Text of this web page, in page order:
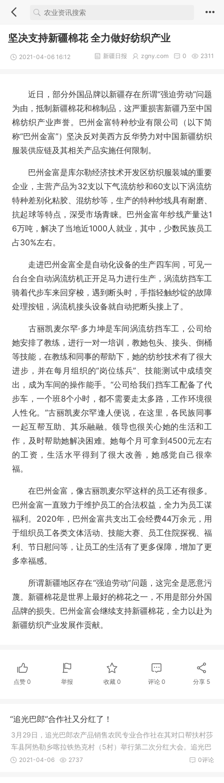
坚决支持新疆棉花 全力做好纺织产业
2021-04-06 16:12 2311
0
zgny.com
新疆日报
近日，部分外国品牌以新疆存在所谓“强迫劳动”问题
为由，抵制新疆棉花和棉制品，这严重损害新疆乃至中国
棉纺织产业声誉。巴州金富特种纱业有限公司（以下简
称“巴州金富”）坚决反对美西方反华势力对中国新疆纺织
服装供应链及其相关产品实施任何限制。
巴州金富是库尔勒经济技术开发区纺织服装城的重要
企业，主营产品为32支以下气流纺纱和60支以下涡流纺
特种差别化粘胶、混纺纱等，生产的特种纱线具有耐磨、
抗起球等特点，深受市场青睐。巴州金富年纱线产量达1
6万吨，解决了当地近1000人就业，其中，少数民族员工
占30%左右。
走进巴州金富全是自动化设备的生产四车间，可见一
台台全自动涡流纺机正开足马力进行生产，涡流纺挡车工
骑着代步车来回穿梭，遇到断头时，手指轻触纱锭的故障
处理按钮，涡流机接头设备就自动把断头接上了。
古丽凯麦尔罕·多力坤是车间涡流纺挡车工，公司给
她安排了教练，进行一对一培训，教她包头、接头、倒桶
等技能，在教练和同事的帮助下，她的纺纱技术有了很大
进步，并在每月组织的“岗位练兵”、技能测试中成绩突
出，成为车间的操作能手。“公司给我们挡车工配备了代
步车，一个班8个小时，都不需要走太多路，工作环境很
人性化。”古丽凯麦尔罕逢人便说，在这里，各民族同事
一起互帮互助、其乐融融。领导也很关心她的生活和工
作，及时帮助她解决困难。她每个月可拿到4500元左右
的工资，生活水平得到了很大改善，她感觉自己很幸
福。
在巴州金富，像古丽凯麦尔罕这样的员工还有很多。
巴州金富一直致力于维护员工的合法权益，全力为员工谋
福利。2020年，巴州金富共支出工会经费44万余元，用
于组织员工各类文体活动、技能大赛、员工住院探视、福
利、节日慰问等，让员工的生活有了更多保障，增加了更
多幸福感。
所谓新疆地区存在“强迫劳动”问题，这完全是恶意污
蔑。新疆棉花是世界上最好的棉花之一，不用是部分外国
品牌的损失。巴州金富会继续支持新疆棉花，全力以赴为
新疆纺织产业发展作贡献。
点赞0 举报 收藏 0 评论0 分享 5
“追光巴郎”合作社又分红了！
3月29日，追光巴郎农产品销售农民专业合作社在其对口帮扶村莎
车县阿热勒乡喀拉铁热克村（5村）举行第二次分红大会。追光巴
郎农产
0评论
2021-04-06 2737